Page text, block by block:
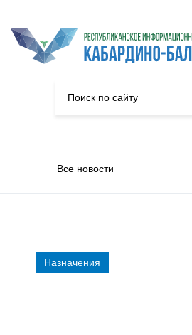
Все новости
Назначения